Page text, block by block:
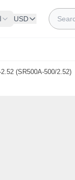
USD
Search
(SR500A-500/2.52)